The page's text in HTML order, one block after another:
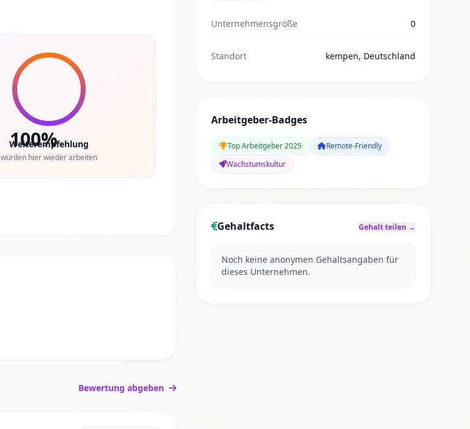
100%
Weiterempfehlung
würden hier wieder arbeiten
Bewertung abgeben
Unternehmensgröße 0
Standort kempen, Deutschland
Arbeitgeber-Badges
Top Arbeitgeber 2025
Remote-Friendly
Wachstumskultur
Gehaltfacts Gehalt teilen →
Noch keine anonymen Gehaltsangaben für
dieses Unternehmen.